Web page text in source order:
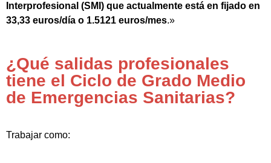
Interprofesional (SMI) que actualmente está en fijado en
33,33 euros/día o 1.5121 euros/mes.»
¿Qué salidas profesionales
tiene el Ciclo de Grado Medio
de Emergencias Sanitarias?
Trabajar como: